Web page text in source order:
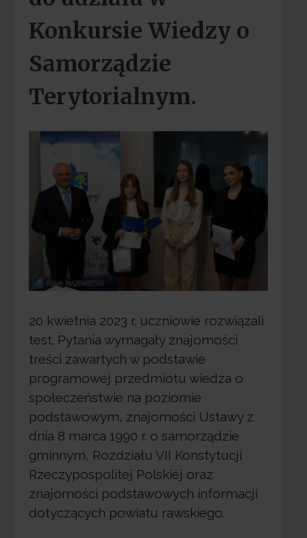
Konkursie Wiedzy o
Samorządzie
Terytorialnym.
20 kwietnia 2023 r. uczniowie rozwiązali
test. Pytania wymagały znajomości
treści zawartych w podstawie
programowej przedmiotu wiedza o
społeczeństwie na poziomie
podstawowym, znajomości Ustawy z
dnia 8 marca 1990 r. o samorządzie
gminnym, Rozdziału VII Konstytucji
Rzeczypospolitej Polskiej oraz
znajomości podstawowych informacji
dotyczących powiatu rawskiego.